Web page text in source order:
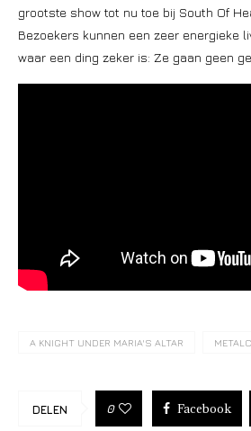
grootste show tot nu toe bij South Of
Bezoekers kunnen een zeer energieke
waar een ding zeker is: Ze gaan geen
A KNIGHT UNDER MARIA'S ALTAR
DELEN 0 Facebook